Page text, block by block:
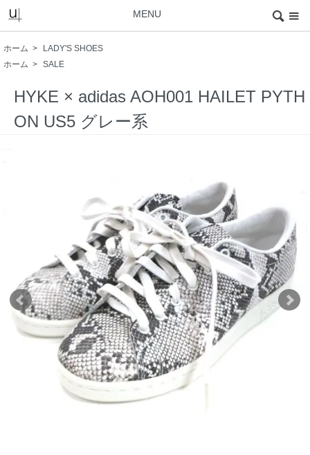
MENU
ホーム >
LADY'S SHOES
ホーム > SALE
HYKE × adidas AOH001 HAILET PYTH
ON US5 グレー系